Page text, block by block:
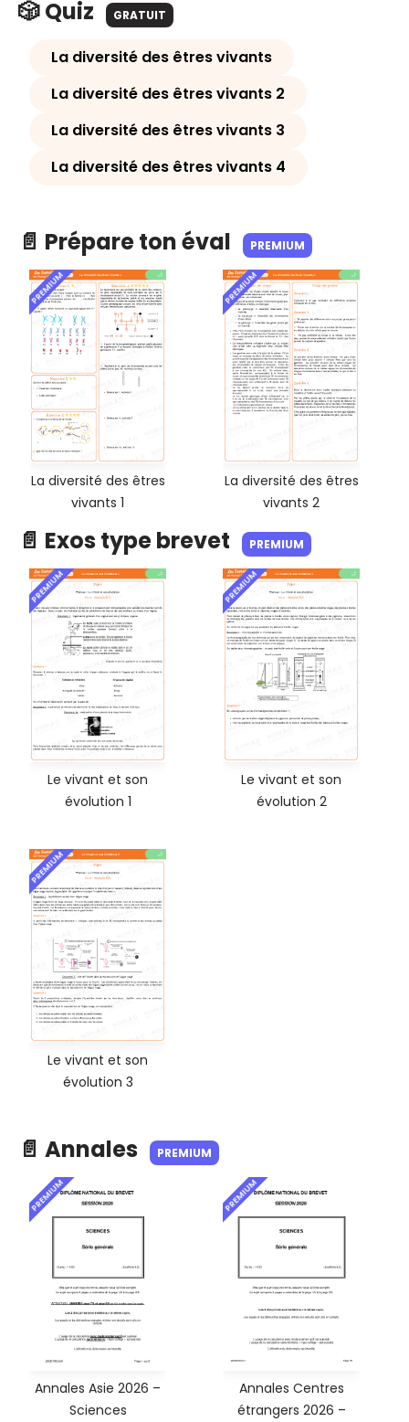
🎲 Quiz GRATUIT
La diversité des êtres vivants
La diversité des êtres vivants 2
La diversité des êtres vivants 3
La diversité des êtres vivants 4
📄 Prépare ton éval PREMIUM
PREMIUM
La diversité des êtres
vivants 1
PREMIUM
La diversité des êtres
vivants 2
📄 Exos type brevet PREMIUM
PREMIUM
Le vivant et son
évolution 1
PREMIUM
Le vivant et son
évolution 2
PREMIUM
Le vivant et son
évolution 3
📄 Annales PREMIUM
PREMIUM
Annales Asie 2026 –
Sciences
PREMIUM
Annales Centres
étrangers 2026 –